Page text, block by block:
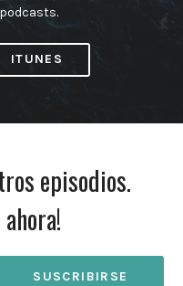
ITUNES
episodios.